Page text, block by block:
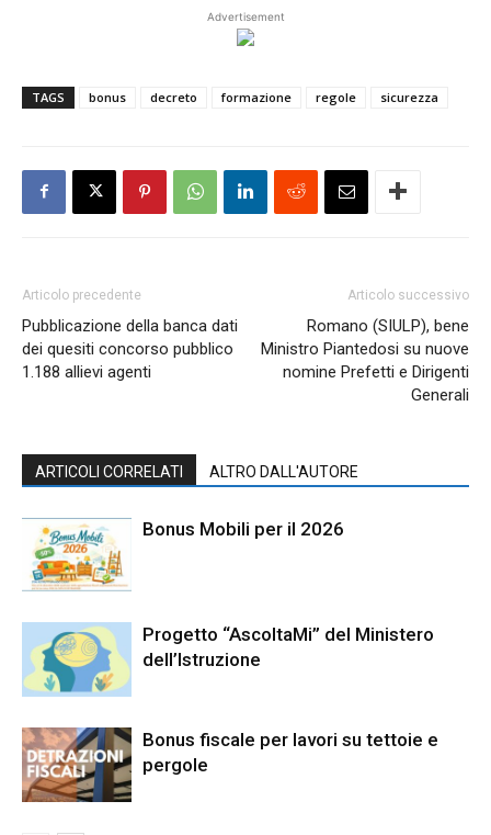
Advertisement
TAGS bonus decreto formazione regole sicurezza
Articolo precedente
Pubblicazione della banca dati
dei quesiti concorso pubblico
1.188 allievi agenti
Articolo successivo
Romano (SIULP), bene
Ministro Piantedosi su nuove
nomine Prefetti e Dirigenti
Generali
ARTICOLI CORRELATI ALTRO DALL'AUTORE
Bonus Mobili per il 2026
Progetto “AscoltaMi” del Ministero
dell’Istruzione
Bonus fiscale per lavori su tettoie e
pergole